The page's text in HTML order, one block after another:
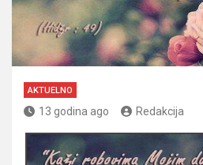
AKTUELNO
13 godina ago Redakcija